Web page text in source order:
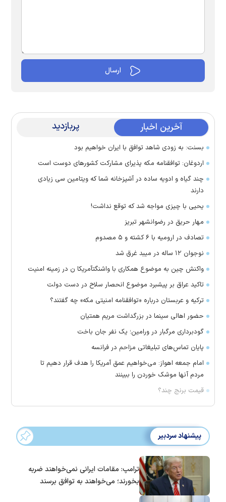
آخرین اخبار پربازدید
بسنت: به زودی شاهد توافق با ایران خواهیم بود
اردوغان: توافقنامه مکه پذیرای مشارکت کشور‌های دوست است
چند گیاه و ادویه ساده در آشپزخانه شما که ویتامین سی زیادی
دارند
یحیی با چیزی مواجه شد که توقع نداشت!
مهار حریق در رضوانشهر تبریز
تصادف در ارومیه با ۶ کشته و ۵ مصدوم
نوجوان ۱۲ ساله در میبد غرق شد
واکنش چین به موضوع همکاری با واشنگتآمریکا ن در زمینه امنیت
تاکید عراق بر پیشبرد موضوع انحصار سلاح در دست دولت
ترکیه و عربستان درباره «توافقنامه امنیتی مکه» چه گفتند؟
حضور اهالی سینما در بزرگداشت مریم همتیان
گودبرداری مرگبار در ورامین؛ یک نفر جان باخت
پایان تماس‌های تبلیغاتی مزاحم در فرانسه
امام جمعه اهواز: می‌خواهیم عمق آمریکا را هدف قرار دهیم تا
مردم آنها موشک خوردن را ببینند
قیمت برنج چند؟
پیشنهاد سردبیر
ترامپ: مقامات ایرانی نمی‌خواهند ضربه
بخورند؛ می‌خواهند به توافق برسند